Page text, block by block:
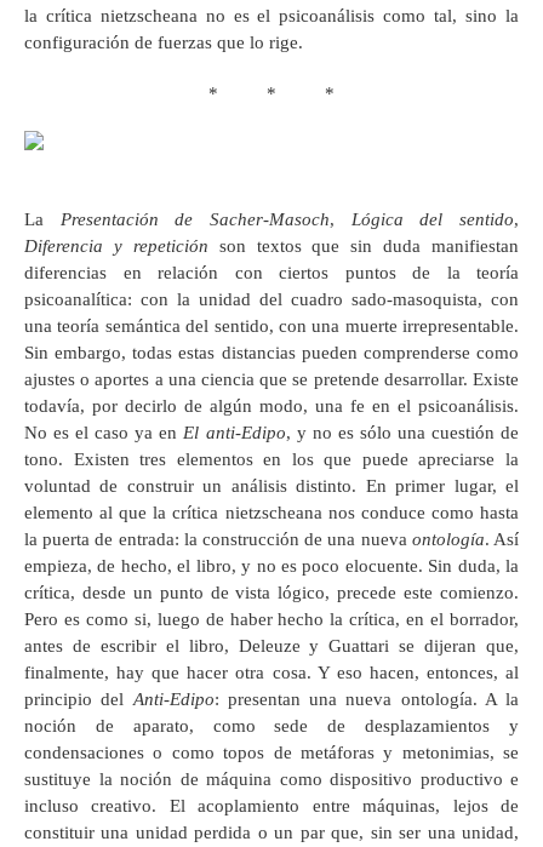
la crítica nietzscheana no es el psicoanálisis como tal, sino la
configuración de fuerzas que lo rige.
* * *
La Presentación de Sacher-Masoch, Lógica del sentido,
Diferencia y repetición son textos que sin duda manifiestan
diferencias en relación con ciertos puntos de la teoría
psicoanalítica: con la unidad del cuadro sado-masoquista, con
una teoría semántica del sentido, con una muerte irrepresentable.
Sin embargo, todas estas distancias pueden comprenderse como
ajustes o aportes a una ciencia que se pretende desarrollar. Existe
todavía, por decirlo de algún modo, una fe en el psicoanálisis.
No es el caso ya en El anti-Edipo, y no es sólo una cuestión de
tono. Existen tres elementos en los que puede apreciarse la
voluntad de construir un análisis distinto. En primer lugar, el
elemento al que la crítica nietzscheana nos conduce como hasta
la puerta de entrada: la construcción de una nueva ontología. Así
empieza, de hecho, el libro, y no es poco elocuente. Sin duda, la
crítica, desde un punto de vista lógico, precede este comienzo.
Pero es como si, luego de haber hecho la crítica, en el borrador,
antes de escribir el libro, Deleuze y Guattari se dijeran que,
finalmente, hay que hacer otra cosa. Y eso hacen, entonces, al
principio del Anti-Edipo: presentan una nueva ontología. A la
noción de aparato, como sede de desplazamientos y
condensaciones o como topos de metáforas y metonimias, se
sustituye la noción de máquina como dispositivo productivo e
incluso creativo. El acoplamiento entre máquinas, lejos de
constituir una unidad perdida o un par que, sin ser una unidad,